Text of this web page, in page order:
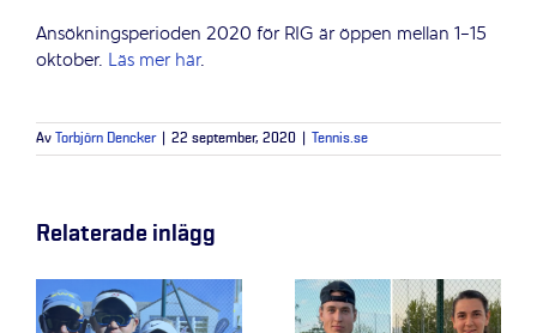
Ansökningsperioden 2020 för RIG är öppen mellan 1-15
oktober. Läs mer här.
Av Torbjörn Dencker 22 september, 2020 Tennis.se
Relaterade inlägg